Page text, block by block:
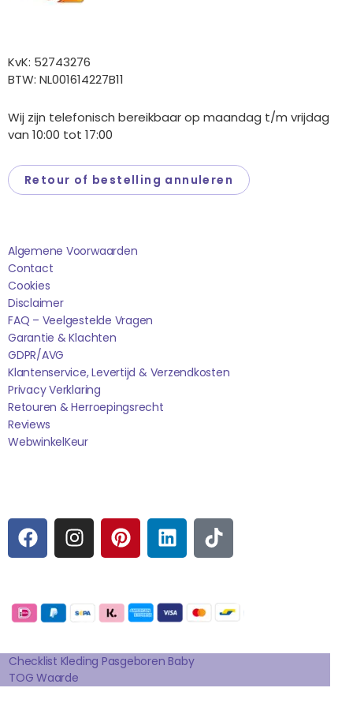
KvK: 52743276
BTW: NL001614227B11
Wij zijn telefonisch bereikbaar op maandag t/m vrijdag
van 10:00 tot 17:00
Retour of bestelling annuleren
Algemene Voorwaarden
Contact
Cookies
Disclaimer
FAQ – Veelgestelde Vragen
Garantie & Klachten
GDPR/AVG
Klantenservice, Levertijd & Verzendkosten
Privacy Verklaring
Retouren & Herroepingsrecht
Reviews
WebwinkelKEur
F
A
C
B
O
K
I
N
S
A
A
M
P
I
N
E
R
S
T
L
I
N
E
D
N
T
I
K
O
K
Checklist Kleding Pasgeboren Baby
TOG Waarde